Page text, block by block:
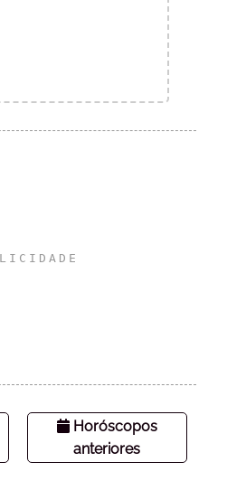
Horóscopos
anteriores